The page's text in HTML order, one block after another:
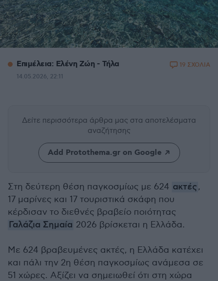
Επιμέλεια: Ελένη Ζώη - Τήλα
14.05.2026, 22:11
19 ΣΧΟΛΙΑ
Δείτε περισσότερα άρθρα μας στα αποτελέσματα
αναζήτησης
Add Protothema.gr on Google
Στη δεύτερη θέση παγκοσμίως με 624 ακτές,
17 μαρίνες και 17 τουριστικά σκάφη που
κέρδισαν το διεθνές βραβείο ποιότητας
Γαλάζια Σημαία 2026 βρίσκεται η Ελλάδα.
Με 624 βραβευμένες ακτές, η Ελλάδα κατέχει
και πάλι την 2η θέση παγκοσμίως ανάμεσα σε
51 χώρες. Αξίζει να σημειωθεί ότι στη χώρα